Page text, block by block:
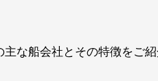
な船会社とその特徴をご